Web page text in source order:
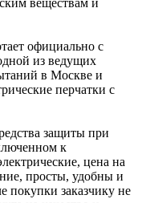
официально с
из ведущих
в Москве и
перчатки с
защиты при
к
цена на
просты, удобны и
покупки заказчику не